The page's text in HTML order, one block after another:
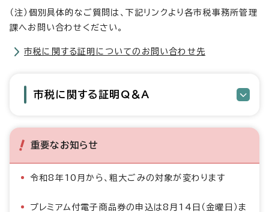
（注）個別具体的なご質問は、下記リンクより各市税事務所管理
課へお問い合わせください。
市税に関する証明についてのお問い合わせ先
市税に関する証明Q＆A
重要なお知らせ
令和8年10月から、粗大ごみの対象が変わります
プレミアム付電子商品券の申込は8月14日（金曜日）ま